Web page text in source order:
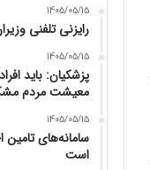
1405/05/15
رایزنی تلفنی
1405/05/15
پزشکیان: باید
معیشت مردم
1405/05/15
سامانه‌های
است